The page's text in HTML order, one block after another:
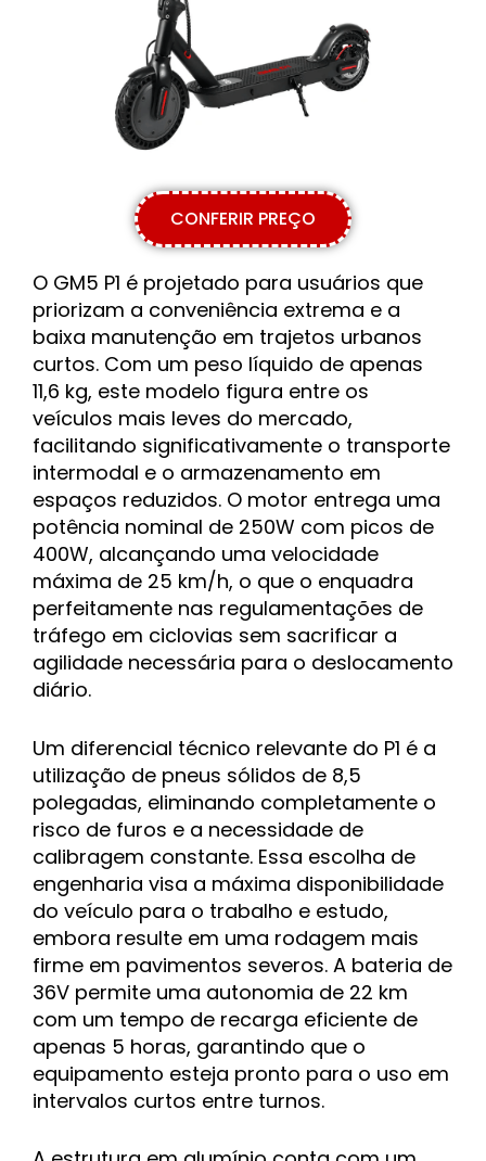
CONFERIR PREÇO
O GM5 P1 é projetado para usuários que
priorizam a conveniência extrema e a
baixa manutenção em trajetos urbanos
curtos. Com um peso líquido de apenas
11,6 kg, este modelo figura entre os
veículos mais leves do mercado,
facilitando significativamente o transporte
intermodal e o armazenamento em
espaços reduzidos. O motor entrega uma
potência nominal de 250W com picos de
400W, alcançando uma velocidade
máxima de 25 km/h, o que o enquadra
perfeitamente nas regulamentações de
tráfego em ciclovias sem sacrificar a
agilidade necessária para o deslocamento
diário.
Um diferencial técnico relevante do P1 é a
utilização de pneus sólidos de 8,5
polegadas, eliminando completamente o
risco de furos e a necessidade de
calibragem constante. Essa escolha de
engenharia visa a máxima disponibilidade
do veículo para o trabalho e estudo,
embora resulte em uma rodagem mais
firme em pavimentos severos. A bateria de
36V permite uma autonomia de 22 km
com um tempo de recarga eficiente de
apenas 5 horas, garantindo que o
equipamento esteja pronto para o uso em
intervalos curtos entre turnos.